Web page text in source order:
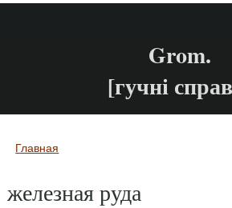
Grom.
[гучні
Вы здесь
Главная
железная руда